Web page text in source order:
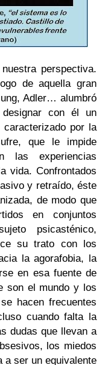
perspectiva.
de aquella gran
Adler… alumbró
con él un
por la
que le impide
las experiencias
vida. Confrontados
y retraído, éste
de modo que
en conjuntos
psicasténico,
su trato con los
la agorafobia, la
en esa fuente de
son el mundo y los
hacen frecuentes
cuando falta la
dudas que llevan a
los miedos
ser un equivalente